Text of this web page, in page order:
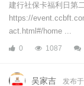
建行社保卡福利日第
https://
act.html#/home ...
0 1087
吴家吉 发布